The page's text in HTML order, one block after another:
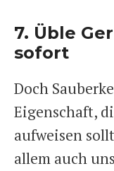
7. Üble
sofort
Doch
Eigenschaft,
aufweisen
allem auch